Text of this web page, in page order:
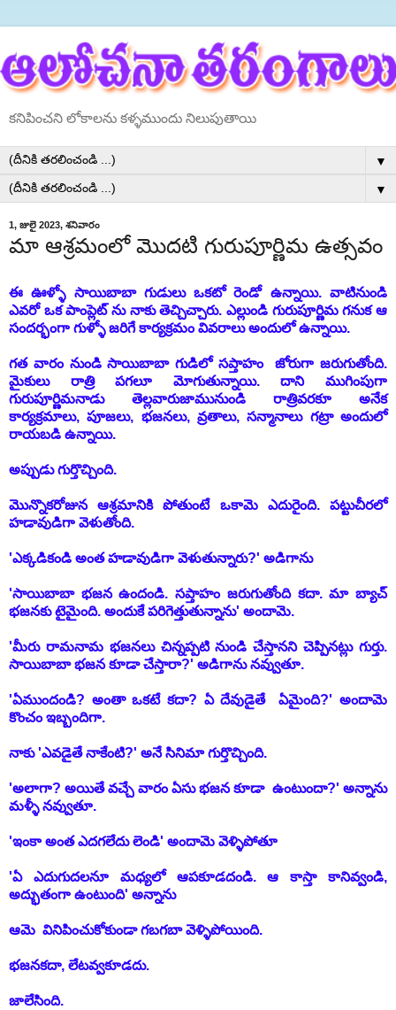
కనిపించని లోకాలను కళ్ళముందు నిలుపుతాయి
▼
▼
1, జులై 2023, శనివారం
మా ఆశ్రమంలో మొదటి గురుపూర్ణిమ ఉత్సవం
ఈ ఊళ్ళో సాయిబాబా గుడులు ఒకటో రెండో ఉన్నాయి. వాటినుండి
ఎవరో ఒక పాంప్లెట్ ను నాకు తెచ్చిచ్చారు. ఎల్లుండి గురుపూర్ణిమగనుక ఆ
సందర్భంగా గుళ్ళో జరిగే కార్యక్రమం వివరాలు అందులో ఉన్నాయి.
గత వారం నుండి సాయిబాబా గుడిలో సప్తాహం జోరుగా జరుగుతోంది.
మైకులు రాత్రి పగలూ మోగుతున్నాయి. దాని ముగింపుగా
గురుపూర్ణిమనాడు తెల్లవారుజామునుండి రాత్రివరకూ అనేక
కార్యక్రమాలు, పూజలు, భజనలు, వ్రతాలు, సన్మానాలు గట్రా అందులో
రాయబడి ఉన్నాయి.
అప్పుడు గుర్తొచ్చింది.
మొన్నొకరోజున ఆశ్రమానికి పోతుంటే ఒకామె ఎదురైంది. పట్టుచీరలో
హడావుడిగా వెళుతోంది.
'ఎక్కడికండి అంత హడావుడిగా వెళుతున్నారు?' అడిగాను
'సాయిబాబా భజన ఉందండి. సప్తాహం జరుగుతోంది కదా. మా బ్యాచ్
భజనకు టైమైంది. అందుకే పరిగెత్తుతున్నాను' అందామె.
'మీరు రామనామ భజనలు చిన్నప్పటి నుండి చేస్తానని చెప్పినట్లు గుర్తు.
సాయిబాబా భజన కూడా చేస్తారా?' అడిగాను నవ్వుతూ.
'ఏముందండి? అంతా ఒకటే కదా? ఏ దేవుడైతే ఏమైంది?' అందామె
కొంచం ఇబ్బందిగా.
నాకు 'ఎవడైతే నాకేంటి?' అనే సినిమా గుర్తొచ్చింది.
'అలాగా? అయితే వచ్చే వారం ఏసు భజన కూడా ఉంటుందా?' అన్నాను
మళ్ళీ నవ్వుతూ.
'ఇంకా అంత ఎదగలేదు లెండి' అందామె వెళ్ళిపోతూ
'ఏ ఎదుగుదలనూ మధ్యలో ఆపకూడదండి. ఆ కాస్తా కానివ్వండి,
అద్భుతంగా ఉంటుంది' అన్నాను
ఆమె వినిపించుకోకుండా గబగబా వెళ్ళిపోయింది.
భజనకదా, లేటవ్వకూడదు.
జాలేసింది.